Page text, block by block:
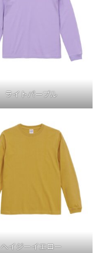
ライトパープル
ヘイジーイエロー